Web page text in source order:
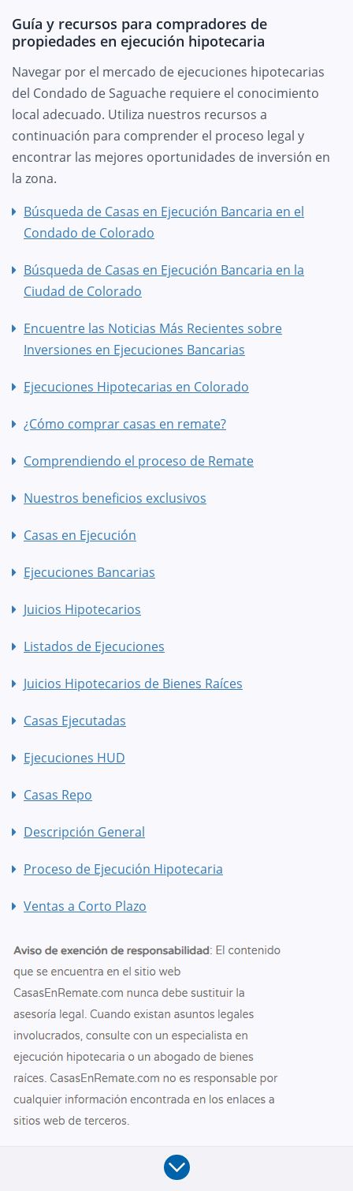
Guía y recursos para compradores de
propiedades en ejecución hipotecaria
Navegar por el mercado de ejecuciones hipotecarias
del Condado de Saguache requiere el conocimiento
local adecuado. Utiliza nuestros recursos a
continuación para comprender el proceso legal y
encontrar las mejores oportunidades de inversión en
la zona.
Búsqueda de Casas en Ejecución Bancaria en el
Condado de Colorado
Búsqueda de Casas en Ejecución Bancaria en la
Ciudad de Colorado
Encuentre las Noticias Más Recientes sobre
Inversiones en Ejecuciones Bancarias
Ejecuciones Hipotecarias en Colorado
¿Cómo comprar casas en remate?
Comprendiendo el proceso de Remate
Nuestros beneficios exclusivos
Casas en Ejecución
Ejecuciones Bancarias
Juicios Hipotecarios
Listados de Ejecuciones
Juicios Hipotecarios de Bienes Raíces
Casas Ejecutadas
Ejecuciones HUD
Casas Repo
Descripción General
Proceso de Ejecución Hipotecaria
Ventas a Corto Plazo